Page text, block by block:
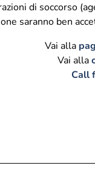
di soccorso
saranno ben
Vai alla
Vai alla
Call